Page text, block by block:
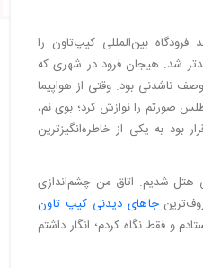
بین‌المللی کیپ‌تاون را
شد. هیجان فرود در شهری که
ناشدنی بود. وقتی از هواپیما
صورتم را نوازش کرد؛ بوی نم،
بود به یکی از خاطره‌انگیزترین
هتل شدیم. اتاق من چشم‌اندازی
جاهای دیدنی کیپ تاون
و فقط نگاه کردم؛ انگار داشتم